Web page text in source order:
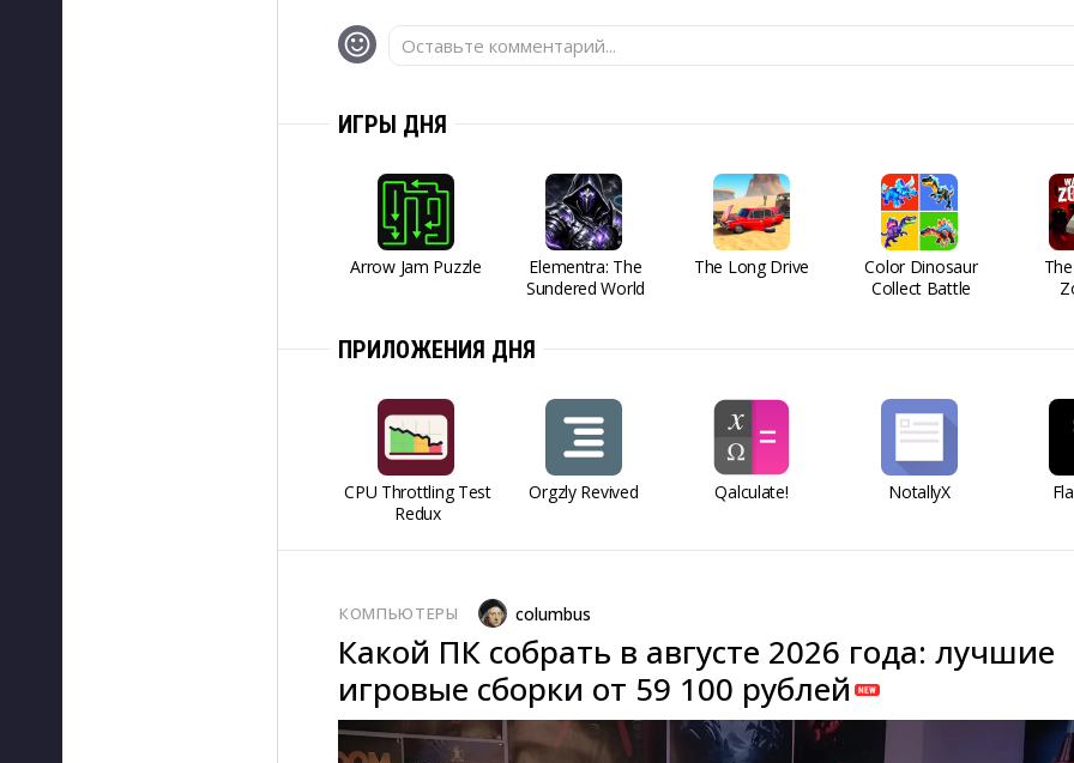
Оставьте комментарий...
ИГРЫ ДНЯ
Arrow Jam Puzzle
Elementra: The
Sundered World
The Long Drive
Color Dinosaur
Collect Battle
ПРИЛОЖЕНИЯ ДНЯ
CPU Throttling Test
Redux
Orgzly Revived Qalculate! NotallyX
КОМПЬЮТЕРЫ columbus
Какой ПК собрать в августе 2026 года: лучшие
игровые сборки от 59 100 рублей